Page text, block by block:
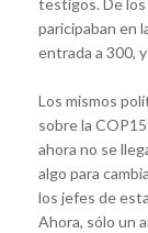
testigos. De
paricipaban en
entrada a 300,
Los mismos
sobre la
ahora no se
algo para
los jefes de
Ahora, sólo un